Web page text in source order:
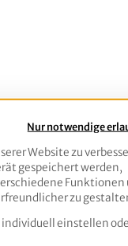
Nur notwendige
Website zu
gespeichert werden,
Funktionen
zu
einstellen